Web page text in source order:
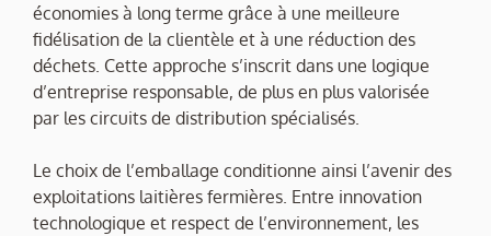
économies à long terme grâce à une meilleure
fidélisation de la clientèle et à une réduction des
déchets. Cette approche s’inscrit dans une logique
d’entreprise responsable, de plus en plus valorisée
par les circuits de distribution spécialisés.
Le choix de l’emballage conditionne ainsi l’avenir des
exploitations laitières fermières. Entre innovation
technologique et respect de l’environnement, les